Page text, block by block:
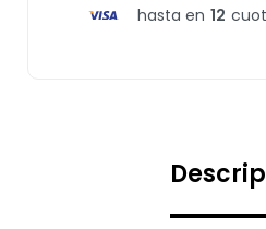
hasta en 12